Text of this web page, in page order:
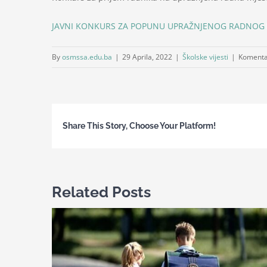
JAVNI KONKURS ZA POPUNU UPRAŽNJENOG RADNOG
Byosmssa.edu.ba | 29 Aprila, 2022 | Školske vijesti |
Share This Story, Choose Your Platform!
Related Posts